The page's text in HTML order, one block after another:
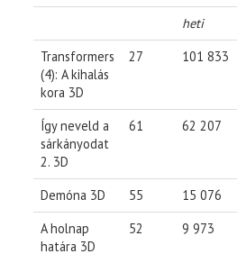
heti
Transformers
(4): A kihalás
kora 3D
27 101 833
Így neveld a
sárkányodat
2. 3D
61 62 207
Demóna 3D 55 15 076
A holnap
határa 3D
52 9 973